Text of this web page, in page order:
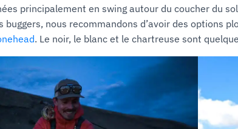
principalement en swing autour du coucher du
buggers, nous recommandons d’avoir des options
. Le noir, le blanc et le chartreuse sont